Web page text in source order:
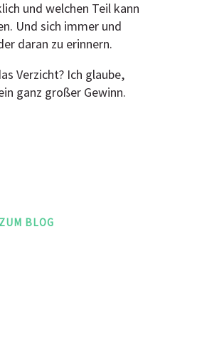
und welchen Teil kann
Und sich immer und
daran zu erinnern.
Verzicht? Ich glaube,
ganz großer Gewinn.
BLOG